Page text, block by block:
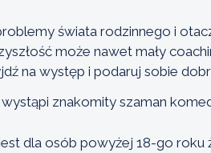
świata rodzinnego i
może nawet mały
na występ i podaruj sobie
znakomity szaman
dla osób powyżej 18-go roku